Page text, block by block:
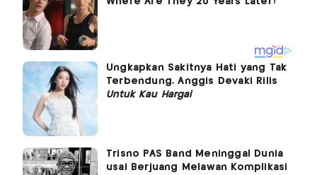
Ungkapkan Sakitnya Hati yang Tak
Terbendung, Anggis Devaki Rilis
Untuk Kau Hargai
Trisno PAS Band Meninggal Dunia
usai Berjuang Melawan Komplikasi